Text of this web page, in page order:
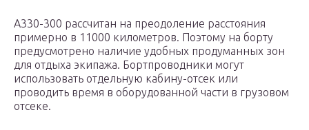
А330-300 рассчитан на преодоление расстояния
примерно в 11000 километров. Поэтому на борту
предусмотрено наличие удобных продуманных зон
для отдыха экипажа. Бортпроводники могут
использовать отдельную кабину-отсек или
проводить время в оборудованной части в грузовом
отсеке.